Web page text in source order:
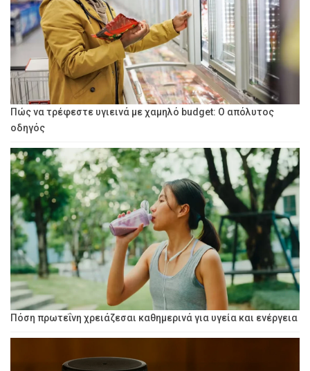
Πώς να τρέφεστε υγιεινά με χαμηλό budget: Ο απόλυτος
οδηγός
Πόση πρωτεΐνη χρειάζεσαι καθημερινά για υγεία και ενέργεια